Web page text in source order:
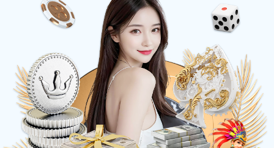
公司简介 发展历程 组织架构
领导班子